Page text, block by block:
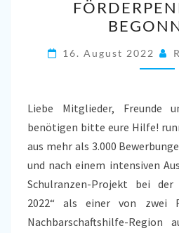
HAT
16. August 2022
Liebe Mitglieder, Freunde
benötigen bitte eure Hilfe!
aus mehr als 3.000
und nach einem intensiven
Schulranzen-Projekt bei der
2022“ als einer von zwei
Nachbarschaftshilfe-Region